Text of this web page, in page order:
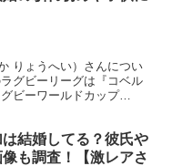
崎美柚さんについて
いて
大会で長崎美柚さんが
りょうへい）さんについ
グビーリーグは『コベル
ビーワールドカップ
結婚してる？彼氏や
も調査！【激レアさ